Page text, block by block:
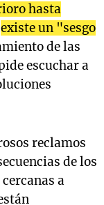
hasta
existe un "sesgo
de las
escuchar a
reclamos
de los
a